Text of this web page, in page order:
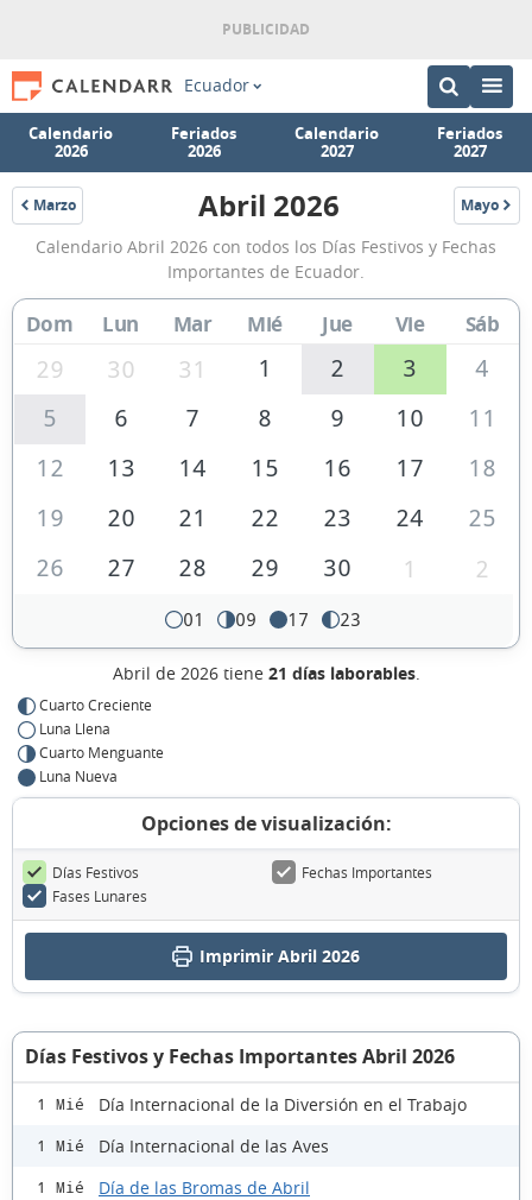
Ecuador
Calendario
2026
Feriados
2026
Calendario
2027
Feriados
2027
Marzo
2026
Calendario
Abril
2026
de
Ecuador
Abril 2026 Mayo
2026
Calendario Abril 2026 con todos los Días Festivos y Fechas
Importantes de Ecuador.
Dom Lun Mar Mié Jue Vie Sáb
29 30 31 1 2 3
4
5
6 7 8 9 10
11
12
13 14 15 16 17
18
19
20 21 22 23 24
25
26
27 28 29 30 1 2
01 09 17 23
Abril de 2026 tiene 21 días laborables.
Cuarto Creciente
Luna Llena
Cuarto Menguante
Luna Nueva
Opciones de visualización:
Días Festivos
Fechas Importantes
Fases Lunares
Imprimir Abril 2026
Días Festivos y Fechas Importantes Abril 2026
1 Mié Día Internacional de la Diversión en el Trabajo
1 Mié Día Internacional de las Aves
1 Mié Día de las Bromas de Abril